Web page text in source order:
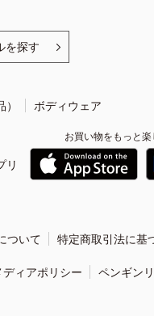
を探す
ボディウェア
リ
お買い物をもっと楽
ついて 特定商取引法に基
ィアポリシー ペンギン